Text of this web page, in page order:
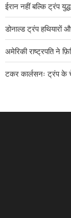
ईरान नहीं बल्कि ट्रंप
डोनाल्ड ट्रंप हथियारों
अमेरिकी राष्ट्रपति ने
टकर कार्लसनः ट्रंप के
ज़ायोनी शासन और
अमेरिकी राष्ट्रपति